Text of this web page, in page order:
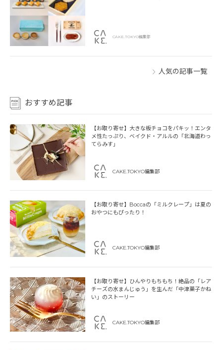
CAKE.TOKYO編集部
人気の記事一覧
おすすめ記事
【お取り寄せ】大きな板チョコをパキッ！エンタ
メ性たっぷり、ベイクド・アルルの「北海道わっ
てらみす」
CAKE.TOKYO編集部
【お取り寄せ】Boccaの「ミルクレープ」は夏の
おやつにもぴったり！
CAKE.TOKYO編集部
【お取り寄せ】ひんやりもちもち！絶品の「レア
チーズの水まんじゅう」を生んだ「中津菓子かね
い」のストーリー
CAKE.TOKYO編集部